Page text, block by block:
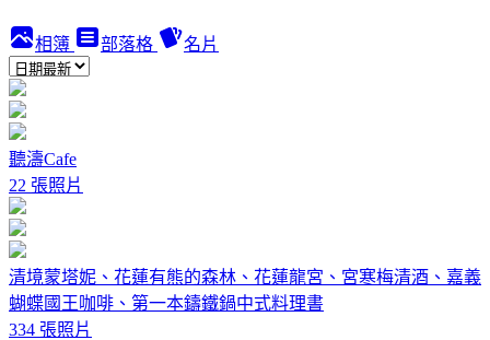
相簿 部落格 名片
聽濤Cafe
22 張照片
清境蒙塔妮、花蓮有熊的森林、花蓮龍宮、宮寒梅清酒、嘉義
蝴蝶國王咖啡、第一本鑄鐵鍋中式料理書
334 張照片